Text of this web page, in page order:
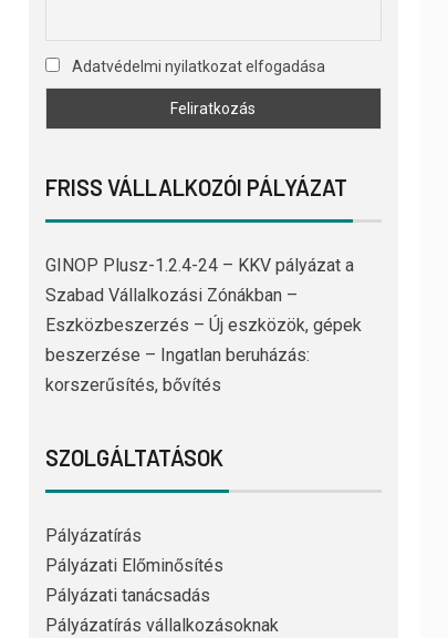
Adatvédelmi nyilatkozat elfogadása
FRISS VÁLLALKOZÓI PÁLYÁZAT
GINOP Plusz-1.2.4-24 – KKV pályázat a
Szabad Vállalkozási Zónákban –
Eszközbeszerzés – Új eszközök, gépek
beszerzése – Ingatlan beruházás:
korszerűsítés, bővítés
SZOLGÁLTATÁSOK
Pályázatírás
Pályázati Előminősítés
Pályázati tanácsadás
Pályázatírás vállalkozásoknak